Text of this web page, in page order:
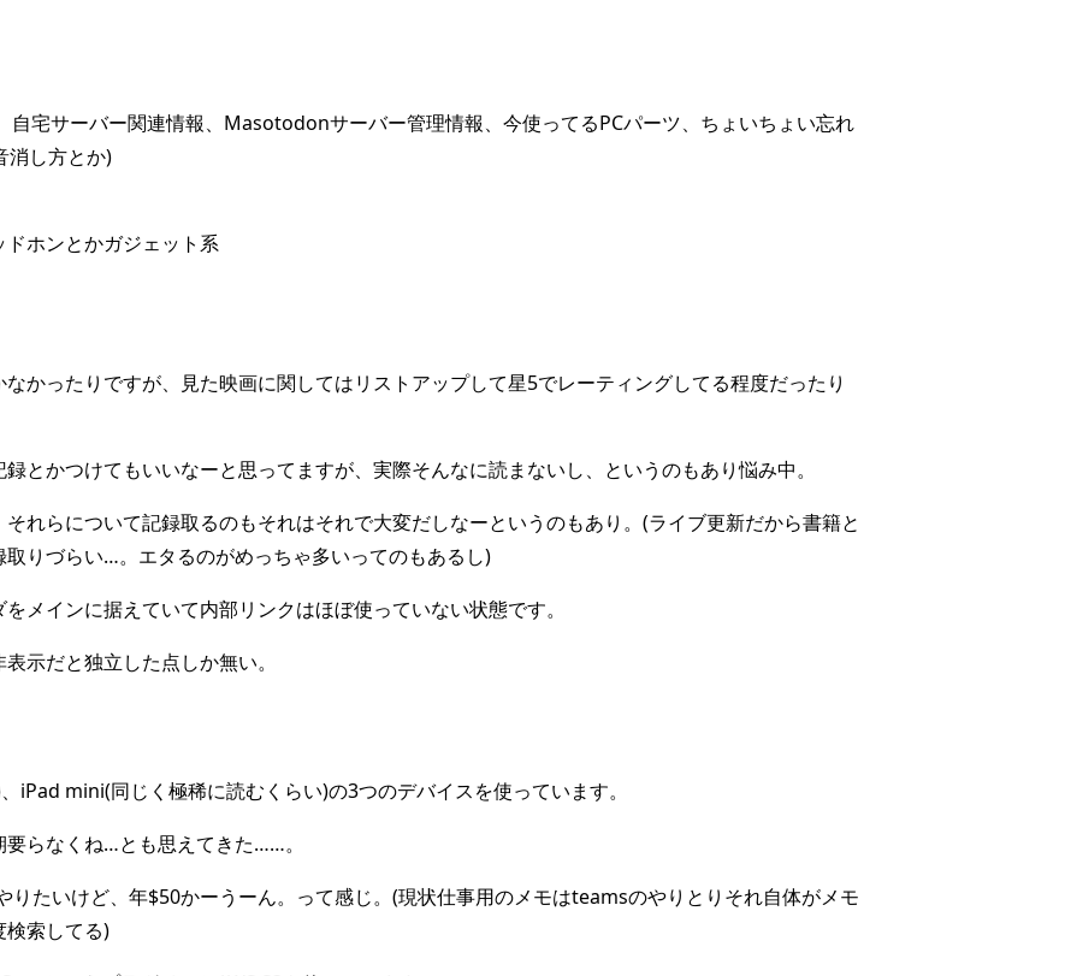
宅サーバー関連情報、Masotodonサーバー管理情報、今使ってるPCパーツ、ちょいちょい忘れ
消し方とか)
ホンとかガジェット系
かったりですが、見た映画に関してはリストアップして星5でレーティングしてる程度だったり
とかつけてもいいなーと思ってますが、実際そんなに読まないし、というのもあり悩み中。
れらについて記録取るのもそれはそれで大変だしなーというのもあり。(ライブ更新だから書籍と
りづらい…。エタるのがめっちゃ多いってのもあるし)
メインに据えていて内部リンクはほぼ使っていない状態です。
示だと独立した点しか無い。
iPad mini(同じく極稀に読むくらい)の3つのデバイスを使っています。
らなくね…とも思えてきた……。
たいけど、年$50かーうーん。って感じ。(現状仕事用のメモはteamsのやりとりそれ自体がメモ
検索してる)